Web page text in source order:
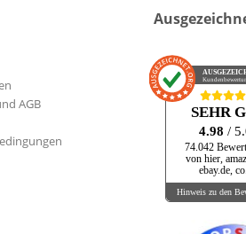
AGB
SEHR
4.98 /
74.042
von hier,
ebay.de,
Hinweis zu den